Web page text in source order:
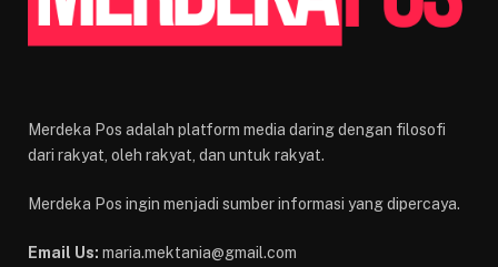
Merdeka Pos adalah platform media daring dengan filosofi
dari rakyat, oleh rakyat, dan untuk rakyat.
Merdeka Pos ingin menjadi sumber informasi yang dipercaya.
Email Us: maria.mektania@gmail.com